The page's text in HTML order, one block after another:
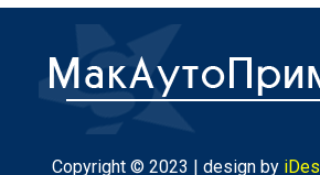
Copyright © 2023 | design by